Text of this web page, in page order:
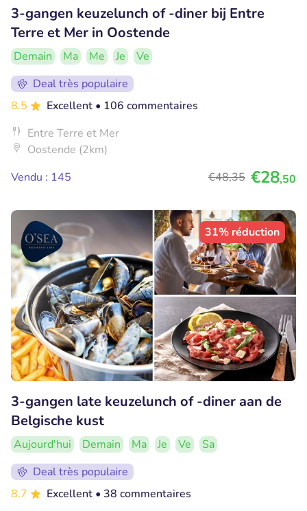
3-gangen keuzelunch of -diner bij Entre
Terre et Mer in Oostende
Demain Ma Me Je
Ve
Deal très populaire
8.5
Excellent • 106 commentaires
Entre Terre et Mer
Oostende (2km)
Vendu : 145
€48,35 €28,50
31% réduction
3-gangen late keuzelunch of -diner aan de
Belgische kust
Aujourd'hui Demain Ma Je Ve
Sa
Deal très populaire
8.7
Excellent • 38 commentaires